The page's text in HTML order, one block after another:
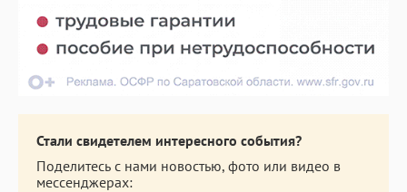
Стали свидетелем интересного события?
Поделитесь с нами новостью, фото или видео в
мессенджерах: